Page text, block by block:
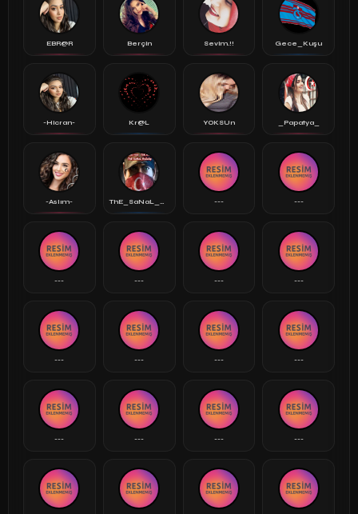
EBR@R Berçin Sevim.!! Gece_Kuşu
-Hicran- Kr@L YOKSUn _Papatya_
-Aslım- ThE_SaNaL_KeZz.. --- ---
--- --- --- ---
--- --- --- ---
--- --- --- ---